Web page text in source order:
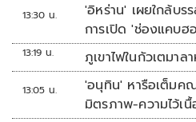
13:30 น.
'อิหร่าน' เผยใกล้บร
การเปิด 'ช่องแคบฮ
อยู่กับสหรัฐฯ
13:19 น. ภูเขาไฟในกัวเตมาล
13:05 น.
'อนุทิน' หารือเต็มค
มิตรภาพ-ความไว้เนื้